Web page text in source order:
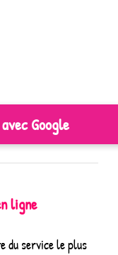
Google
ligne
du service le plus